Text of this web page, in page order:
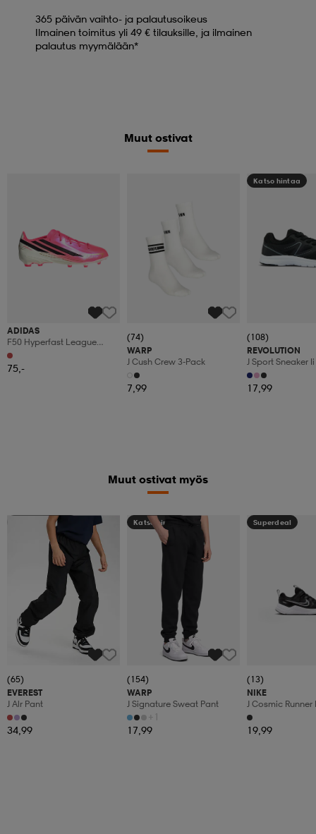
365 päivän vaihto- ja palautusoikeus
Ilmainen toimitus yli 49 € tilauksille, ja ilmainen
palautus myymälään*
Muut ostivat
ADIDAS
F50 Hyperfast League
Fg/mg Jr
75,-
(74)
WARP
J Cush Crew 3-Pack
7,99
Katso hintaa
(108)
REVOLUTION
J Sport Sneaker Ii
17,99
Muut ostivat myös
Kampanja -25%
(65)
EVEREST
J Alr Pant
34,99
Katso hintaa
(154)
WARP
J Signature Sweat Pant
+1
17,99
Superdeal
(13)
NIKE
J Cosmic Runner
19,99